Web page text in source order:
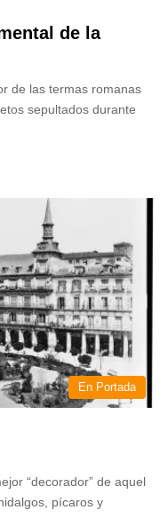
de la
de las termas romanas
sepultados durante
En Portada
“decorador” de aquel
pícaros y